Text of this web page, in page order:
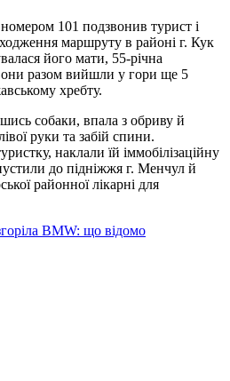
101 подзвонив турист і
маршруту в районі г. Кук
його мати, 55-річна
разом вийшли у гори ще 5
хребту.
собаки, впала з обриву й
руки та забій спини.
наклали їй іммобілізаційну
до підніжжя г. Менчул й
районної лікарні для
BMW: що відомо